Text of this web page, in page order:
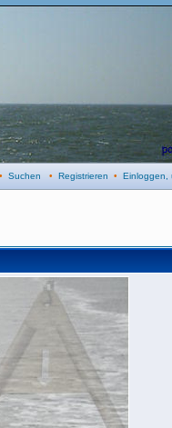
Suchen • Registrieren • Einloggen,